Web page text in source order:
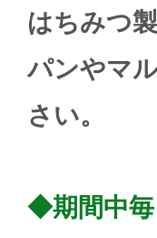
はちみつ
パンやマ
さい。
◆期間中毎